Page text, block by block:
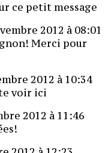
ce petit message
2012 à 08:01
Merci pour
2012 à 10:34
voir ici
2012 à 11:46